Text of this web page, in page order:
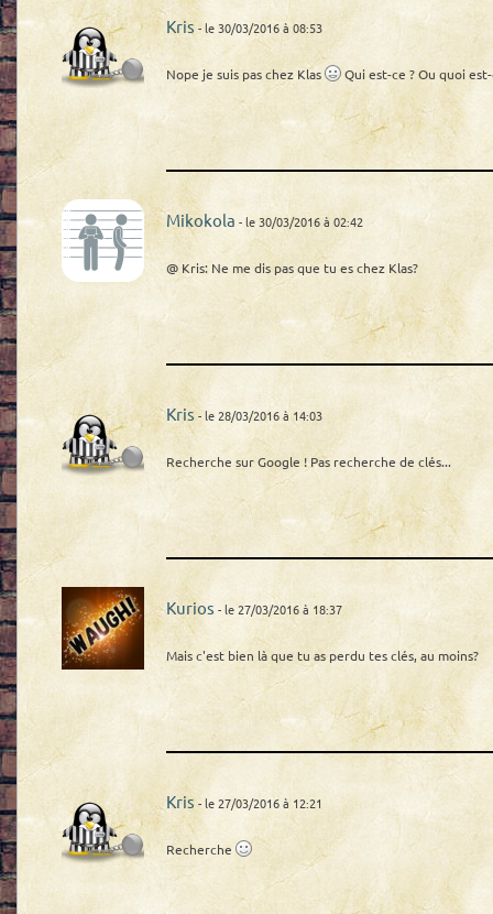
Kris - le 30/03/2016 à 08:53
Nope je suis pas chez Klas Qui est-ce ? Ou quoi
Mikokola - le 30/03/2016 à 02:42
@ Kris: Ne me dis pas que tu es chez Klas?
Kris- le 28/03/2016 à 14:03
Recherche sur Google ! Pas recherche de clés...
Kurios - le 27/03/2016 à 18:37
Mais c'est bien là que tu as perdu tes clés, au moins?
Kris - le 27/03/2016 à 12:21
Recherche